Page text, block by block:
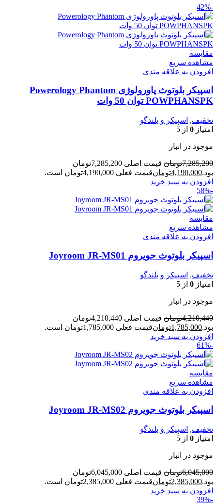
-42%
مقایسه
مشاهده سریع
افزودن به علاقه مندی
اسپیکر بلوتوث پاورولوژی Powerology Phantom
POWPHANSPK توان 50 وات
تخفیف, اسپیکر و بلندگو
امتیاز 0 از 5
موجود در انبار
7,285,200تومان
قیمت اصلی 7,285,200تومان
بود.4,190,000تومانقیمت فعلی 4,190,000تومان است.
افزودن به سبد خرید
-58%
مقایسه
مشاهده سریع
افزودن به علاقه مندی
اسپیکر بلوتوث جویروم Joyroom JR-MS01
تخفیف, اسپیکر و بلندگو
امتیاز 0 از 5
موجود در انبار
4,210,440تومان
قیمت اصلی 4,210,440تومان
بود.1,785,000تومانقیمت فعلی 1,785,000تومان است.
افزودن به سبد خرید
-61%
مقایسه
مشاهده سریع
افزودن به علاقه مندی
اسپیکر بلوتوث جویروم Joyroom JR-MS02
تخفیف, اسپیکر و بلندگو
امتیاز 0 از 5
موجود در انبار
6,045,000تومان
قیمت اصلی 6,045,000تومان
بود.2,385,000تومانقیمت فعلی 2,385,000تومان است.
افزودن به سبد خرید
-39%